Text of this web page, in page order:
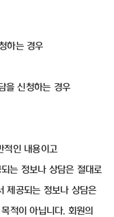
하는 경우
을 신청하는 경우
적인 내용이고
는 정보나 상담은 절대로
제공되는 정보나 상담은
적이 아닙니다. 회원의